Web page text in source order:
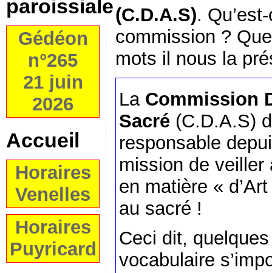
paroissiale
Gédéon
n°265
21 juin
2026
Accueil
Horaires
Venelles
Horaires
Puyricard
(C.D.A.S).
commission ?
mots il nous la
La Commission
Sacré (C.D.A.S)
responsable
mission de
en matière «
au sacré !
Ceci dit,
vocabulaire